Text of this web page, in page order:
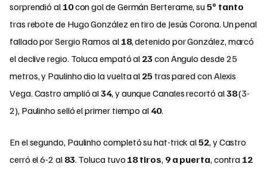
sorprendió al 10con gol de Germán Berterame, su5º tanto
tras rebote de Hugo González en tiro de Jesús Corona. Un penal
fallado por Sergio Ramos al 18, detenido por González, marcó
el declive regio. Toluca empató al 23con Angulo desde 25
metros, y Paulinho dio la vuelta al 25tras pared con Alexis
Vega. Castro amplió al34, y aunque Canales recortó al38(3-
2), Paulinho selló el primer tiempo al 40.
En el segundo, Paulinho completó su hat-trick al52, y Castro
cerró el 6-2 al 83. Toluca tuvo 18 tiros, 9 a puerta, contra 12